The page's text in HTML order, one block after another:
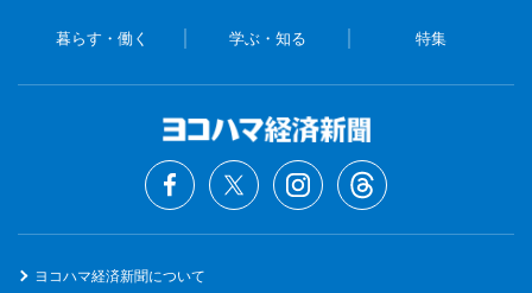
暮らす・働く 学ぶ・知る 特集
ヨコハマ経済新聞について